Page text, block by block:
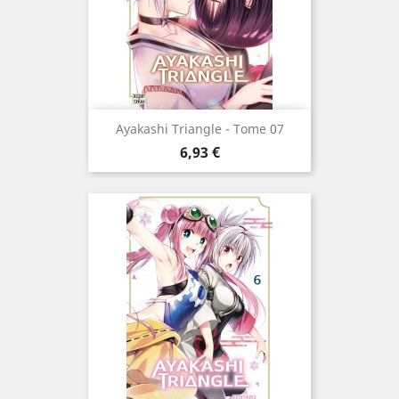
Ayakashi Triangle - Tome 07
Prix
6,93 €